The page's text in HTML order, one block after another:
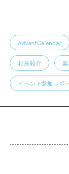
AdventCalendar
社員紹介
イベント参加レポ